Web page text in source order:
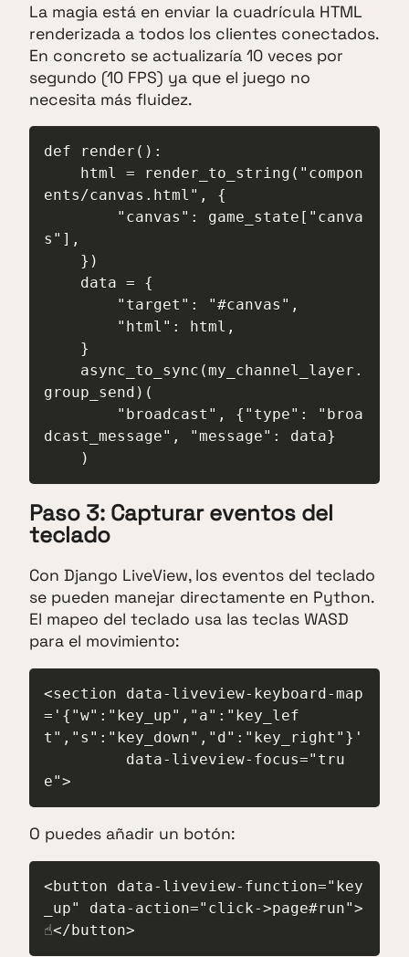
La magia está en enviar la cuadrícula HTML
renderizada a todos los clientes conectados.
En concreto se actualizaría 10 veces por
segundo (10 FPS) ya que el juego no
necesita más fluidez.
def render():
ents/canvas.html", {
s"],
group_send)(
dcast_message", "message": data}
    )
Paso 3: Capturar eventos del
teclado
Con Django LiveView, los eventos del teclado
se pueden manejar directamente en Python.
El mapeo del teclado usa las teclas WASD
para el movimiento:
<section data-liveview-keyboard-map
='{"w":"key_up","a":"key_lef
t","s":"key_down","d":"key_right"}'
e">
O puedes añadir un botón:
<button data-liveview-function="key
_up" data-action="click->page#run">
☝️</button>